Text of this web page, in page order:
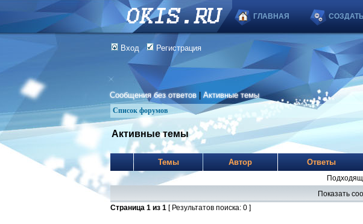
ГЛАВНАЯ
Вход Регистрация
Сообщения без ответов |Активные темы
Список форумов
Активные темы
Темы Автор Ответы
Показать
Страница 1 из 1 [ Результатов поиска: 0 ]